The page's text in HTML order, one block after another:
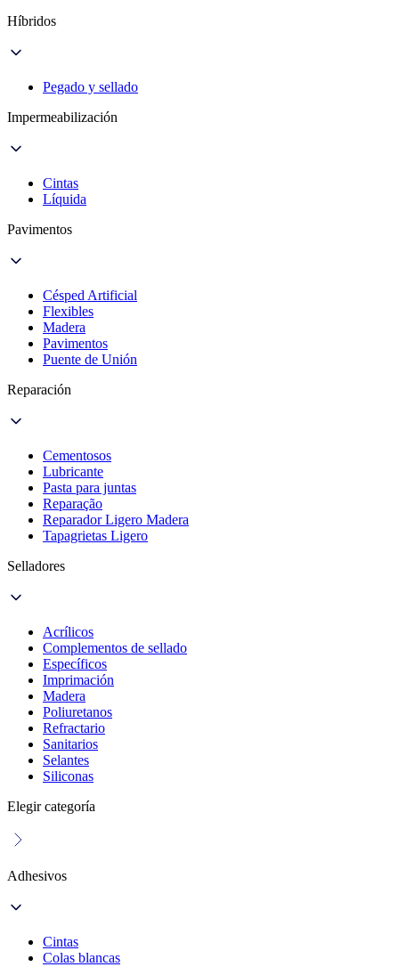
Híbridos
Pegado y sellado
Impermeabilización
Cintas
Líquida
Pavimentos
Césped Artificial
Flexibles
Madera
Pavimentos
Puente de Unión
Reparación
Cementosos
Lubricante
Pasta para juntas
Reparação
Reparador Ligero Madera
Tapagrietas Ligero
Selladores
Acrílicos
Complementos de sellado
Específicos
Imprimación
Madera
Poliuretanos
Refractario
Sanitarios
Selantes
Siliconas
Elegir categoría
Adhesivos
Cintas
Colas blancas